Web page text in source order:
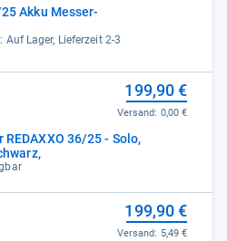
Akku Messer-
Lager, Lieferzeit 2-3
36/25 - Solo,
199,90 €
Versand: 0,00 €
199,90 €
Versand: 5,49 €